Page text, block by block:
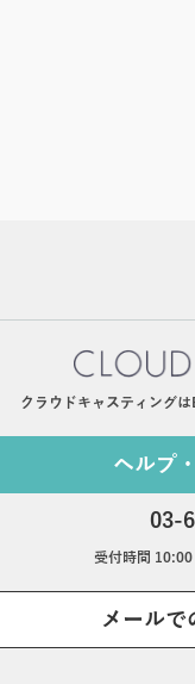
クラウドキャスティング
ヘルプ
03-
受付時間 10:00
メールで